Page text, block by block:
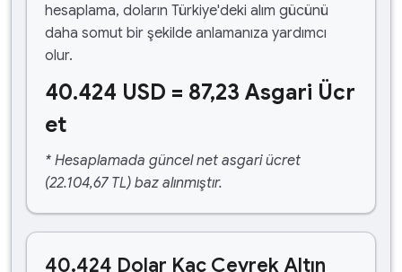
hesaplama, doların Türkiye'deki alım gücünü
daha somut bir şekilde anlamanıza yardımcı
olur.
40.424 USD = 87,23 Asgari Ücr
et
* Hesaplamada güncel net asgari ücret
(22.104,67 TL) baz alınmıştır.
40.424 Dolar Kaç Çeyrek Altın